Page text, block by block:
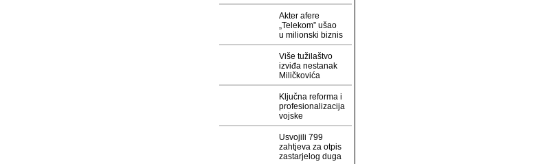
Akter afere
„Telekom” ušao
u milionski biznis
Više tužilaštvo
izviđa nestanak
Miličkovića
Ključna reforma i
profesionalizacija
vojske
Usvojili 799
zahtjeva za otpis
zastarjelog duga